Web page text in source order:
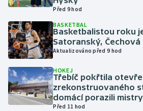
Lyže a snowboard
Moderní pětiboj
Motorsport
Olympijské hry
Parasport
Před 9 hod
BASKETBAL
Basketbalistou roku
Satoranský,
Aktualizováno před 9 hod
HOKEJ
Třebíč pokřtila
zrekonstruovaného
domácí porazili
Před 11 hod